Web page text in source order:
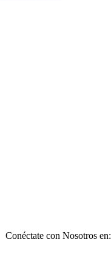
Conéctate con Nosotros en: